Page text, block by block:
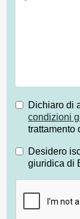
Dichiaro di
condizioni
trattamento
Desidero
giuridica di